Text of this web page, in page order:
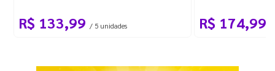
R$ 133,99 / 5 unidades R$ 174,99